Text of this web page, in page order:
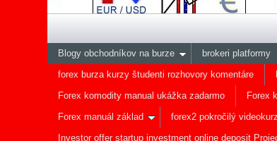
Blogy obchodníkov na burze brokeri platformy
forex burza kurzy študenti rozhovory komentáre
Forex komodity manual ukážka zadarmo
Forex
Forex manuál základ
forex2 pokročilý
Investor offer startup investment online deposit